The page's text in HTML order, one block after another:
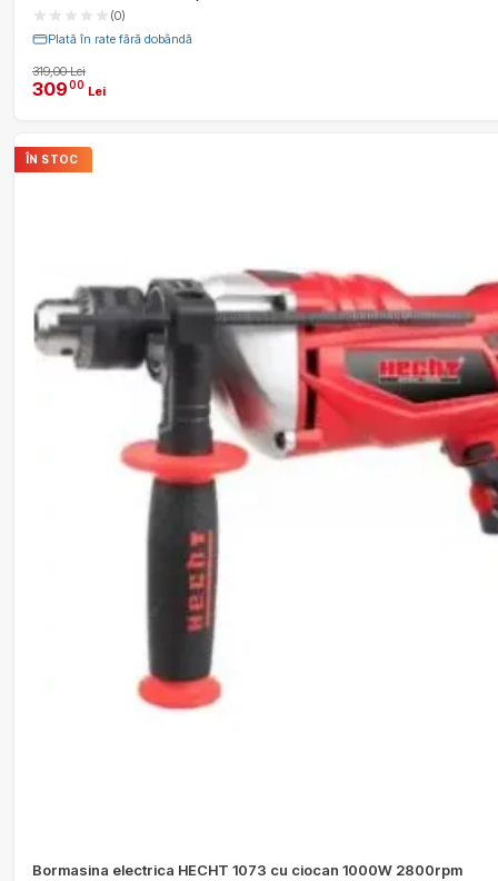
(0)
Plată în rate fără dobândă
319,00 Lei
30900 Lei
ÎN STOC
Bormasina electrica HECHT 1073 cu ciocan 1000W 2800rpm